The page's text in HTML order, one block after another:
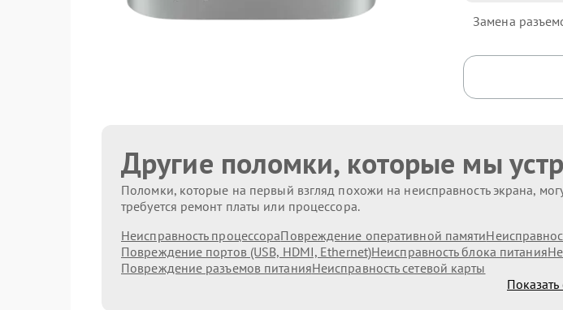
Замена
Другие поломки, которые мы
Поломки, которые на первый взгляд похожи на неисправность экрана,
требуется ремонт платы или процессора.
Неисправность процессораПовреждение оперативной памяти
Повреждение портов (USB, HDMI, Ethernet)Неисправность блока питания
Повреждение разъемов питанияНеисправность сетевой карты